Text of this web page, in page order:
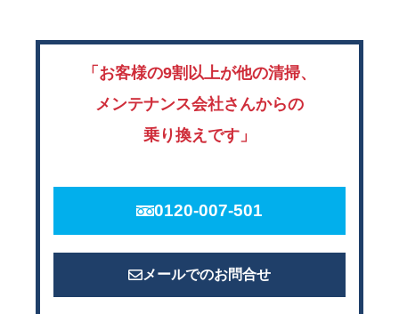
「お客様の9割以上が他の清掃、
メンテナンス会社さんからの
乗り換えです」
0120-007-501
メールでのお問合せ